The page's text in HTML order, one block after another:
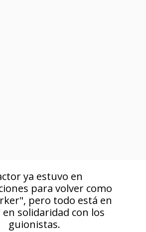
ya estuvo en
para volver como
pero todo está en
solidaridad con los
guionistas.